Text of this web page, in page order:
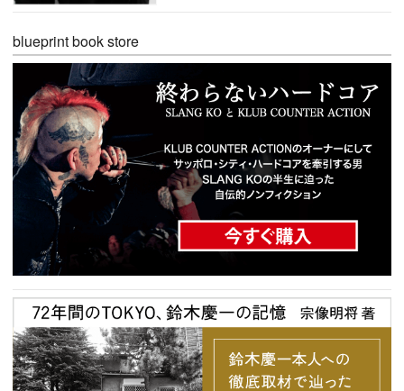
blueprint book store